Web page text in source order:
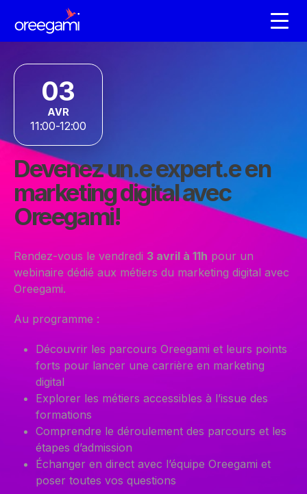
03
AVR
11:00-12:00
Devenez un.e expert.e en
marketing digital avec
Oreegami!
Rendez-vous le vendredi 3 avril à 11h pour un
webinaire dédié aux métiers du marketing digital avec
Oreegami.
Au programme :
Découvrir les parcours Oreegami et leurs points
forts pour lancer une carrière en marketing
digital
Explorer les métiers accessibles à l’issue des
formations
Comprendre le déroulement des parcours et les
étapes d’admission
Échanger en direct avec l’équipe Oreegami et
poser toutes vos questions